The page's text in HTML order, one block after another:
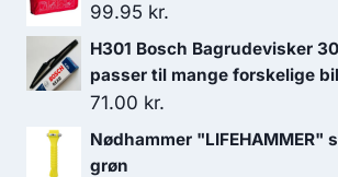
249.00 kr.. 231.00
99.95 kr.
H301 Bosch Bagrudevisker
passer til mange forskelige
71.00 kr.
Nødhammer "LIFEHAMMER"
grøn